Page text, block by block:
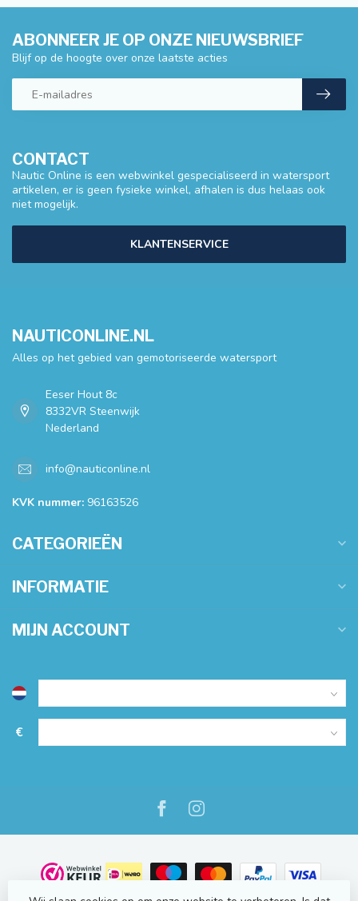
CONTACT
Nautic Online is een webwinkel gespecialiseerd in watersport
artikelen, er is geen fysieke winkel, afhalen is dus helaas ook
niet mogelijk.
KLANTENSERVICE
ABONNEER JE OP ONZE NIEUWSBRIEF
Blijf op de hoogte over onze laatste acties
NAUTICONLINE.NL
Alles op het gebied van gemotoriseerde watersport
Eeser Hout 8c
8332VR Steenwijk
Nederland
info@nauticonline.nl
KVK nummer: 96163526
CATEGORIEËN
INFORMATIE
MIJN ACCOUNT
€